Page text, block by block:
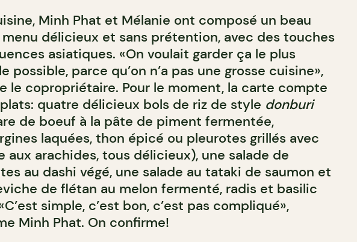
Minh Phat et Mélanie ont composé un beau
délicieux et sans prétention, avec des touches
asiatiques. «On voulait garder ça le plus
possible, parce qu’on n’a pas une grosse cuisine»,
le copropriétaire. Pour le moment, la carte compte
quatre délicieux bols de riz de style donburi
de boeuf à la pâte de piment fermentée,
laquées, thon épicé ou pleurotes grillés avec
aux arachides, tous délicieux), une salade de
au dashi végé, une salade au tataki de saumon et
de flétan au melon fermenté, radis et basilic
simple, c’est bon, c’est pas compliqué»,
Minh Phat. On confirme!